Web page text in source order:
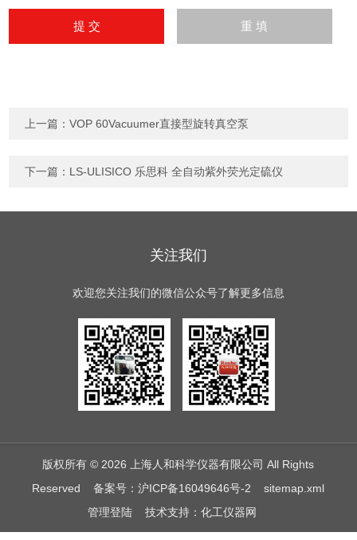
上一篇：VOP 60Vacuumer直接型旋转真空泵
下一篇： LS-ULISICO 乐思科 全自动紫外荧光定硫仪
关注我们
欢迎您关注我们的微信公众号了解更多信息
版权所有 © 2026 上海人和科学仪器有限公司 All Rights
Reserved备案号：沪ICP备16049646号-2
sitemap.xml
管理登陆技术支持： 化工仪器网